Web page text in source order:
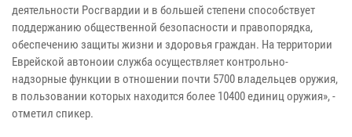
деятельности Росгвардии и в большей степени способствует
поддержанию общественной безопасности и правопорядка,
обеспечению защиты жизни и здоровья граждан. На территории
Еврейской автоноии служба осуществляет контрольно-
надзорные функции в отношении почти 5700 владельцев оружия,
в пользовании которых находится более 10400 единиц оружия», -
отметил спикер.